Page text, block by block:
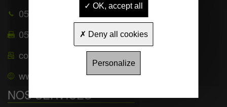
05 62 39 25 51
05 62 39 22 55
contact@pyrenees-equipements.com
www.pyrenees-equipements.com
NOS SERVICES
OK, accept all
Deny all cookies
Personalize